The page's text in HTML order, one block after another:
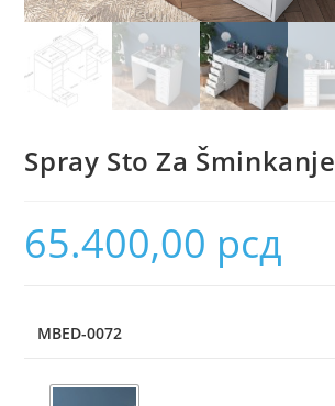
Spray Sto Za Šminkanje
65.400,00 рсд
MBED-0072